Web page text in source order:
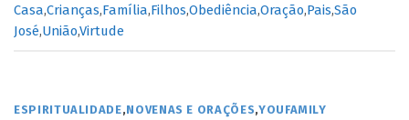
Casa,Crianças,Família,Filhos,Obediência,Oração,Pais,São
José,União,Virtude
ESPIRITUALIDADE,NOVENAS E ORAÇÕES,YOUFAMILY